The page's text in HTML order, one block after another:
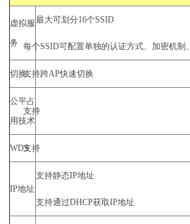
虚拟服
务
最大可划分16个SSID
每个SSID可配置单独的认证方式、加密机制、
切换支持跨AP快速切换
公平占
用技术
支持
WDS支持
IP地址
支持静态IP地址
支持通过DHCP获取IP地址